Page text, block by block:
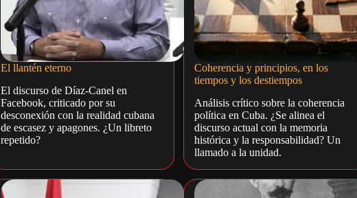
El llantén eterno
El discurso de Díaz-Canel en
Facebook, criticado por su
desconexión con la realidad cubana
de escasez y apagones. ¿Un libreto
repetido?
Coherencia y principios, en los
tiempos y los destiempos
Análisis crítico sobre la coherencia
política en Cuba. ¿Se alinea el
discurso actual con la memoria
histórica y la responsabilidad? Un
llamado a la unidad.